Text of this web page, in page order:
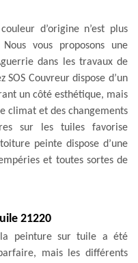
d’origine n’est plus
vous proposons une
dans les travaux de
Couvreur dispose d’un
un côté esthétique, mais
climat et des changements
sur les tuiles favorise
peinte dispose d’une
et toutes sortes de
21220
la peinture sur tuile a été
mais les différents